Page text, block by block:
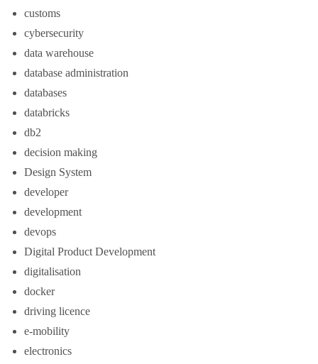
customs
cybersecurity
data warehouse
database administration
databases
databricks
db2
decision making
Design System
developer
development
devops
Digital Product Development
digitalisation
docker
driving licence
e-mobility
electronics